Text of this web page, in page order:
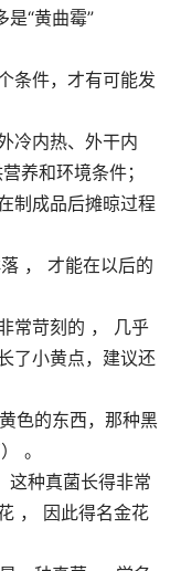
是“黄曲霉”
条件，才有可能发
冷内热、外干内
养和环境条件；
制成品后摊晾过程
， 才能在以后的
常苛刻的 ， 几乎
了小黄点，建议还
色的东西，那种黑
。
这种真菌长得非常
， 因此得名金花